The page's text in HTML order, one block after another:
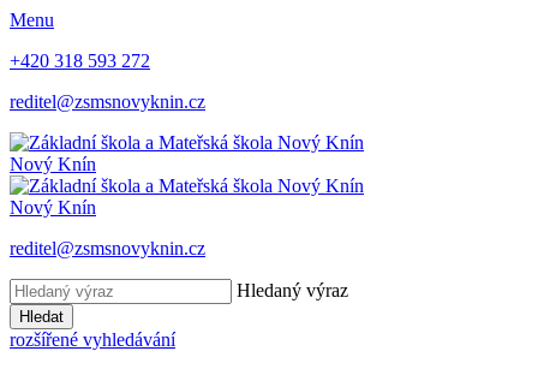
Menu
+420 318 593 272
reditel@zsmsnovyknin.cz
Nový Knín
Nový Knín
reditel@zsmsnovyknin.cz
Hledaný výraz
Hledat
rozšířené vyhledávání